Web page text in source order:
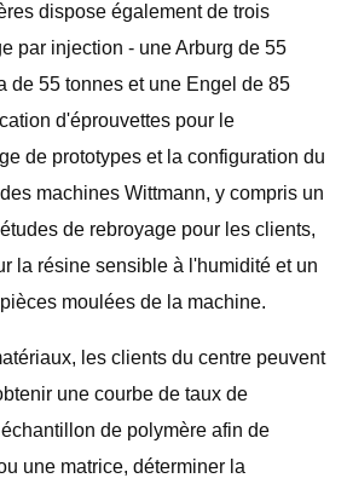
dispose également de trois
par injection - une Arburg de 55
de 55 tonnes et une Engel de 85
d'éprouvettes pour le
de prototypes et la configuration du
machines Wittmann, y compris un
de rebroyage pour les clients,
la résine sensible à l'humidité et un
moulées de la machine.
les clients du centre peuvent
une courbe de taux de
de polymère afin de
une matrice, déterminer la